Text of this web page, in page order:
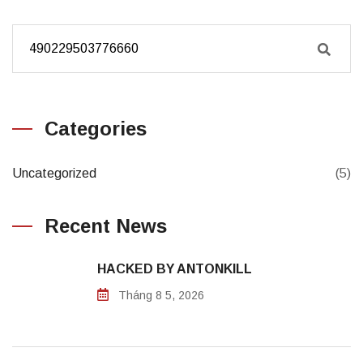
Categories
Uncategorized (5)
Recent News
HACKED BY ANTONKILL
Tháng 8 5, 2026